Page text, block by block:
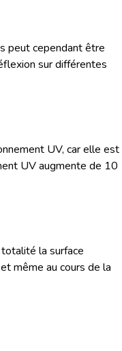
peut cependant être
sur différentes
UV, car elle est
UV augmente de 10
totalité la surface
même au cours de la